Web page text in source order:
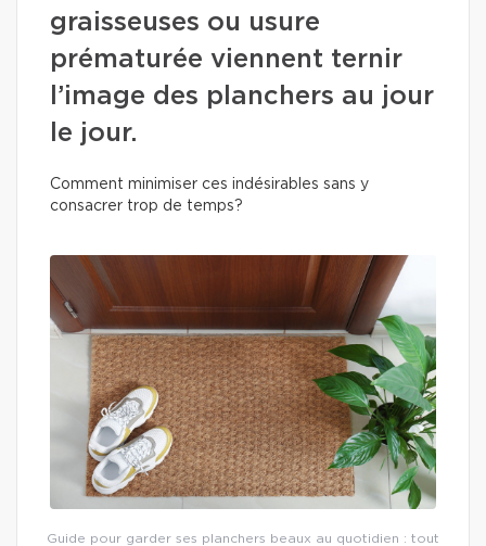
graisseuses ou usure
prématurée viennent ternir
l’image des planchers au jour
le jour.
Comment minimiser ces indésirables sans y
consacrer trop de temps?
Guide pour garder ses planchers beaux au quotidien : tout